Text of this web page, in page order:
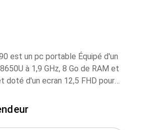
est un pc portable Équipé d'un
à 1,9 GHz, 8 Go de RAM et
doté d'un ecran 12,5 FHD pour
des ecouteurs